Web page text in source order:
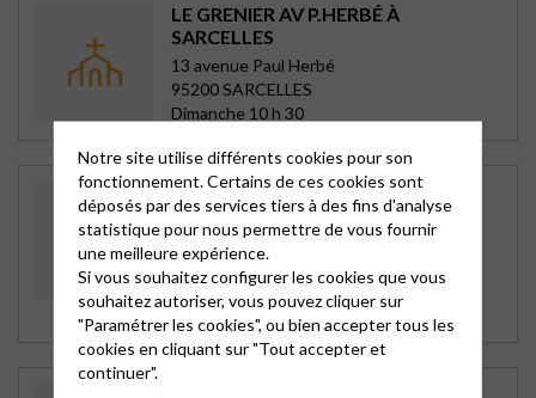
LE GRENIER AV P.HERBÉ À
SARCELLES
13 avenue Paul Herbé
95200 SARCELLES
Dimanche 10 h 30
CAP ESPÉRANCES D’ERMONT-
TAVERNY
Ermont-Taverny
89bis rue du 18 Juin
95120 ERMONT
Dimanche 10 h 30
Notre site utilise différents cookies pour son
fonctionnement. Certains de ces cookies sont
déposés par des services tiers à des fins d'analyse
statistique pour nous permettre de vous fournir
une meilleure expérience.
Si vous souhaitez configurer les cookies que vous
souhaitez autoriser, vous pouvez cliquer sur
"Paramétrer les cookies", ou bien accepter tous les
cookies en cliquant sur "Tout accepter et
continuer".